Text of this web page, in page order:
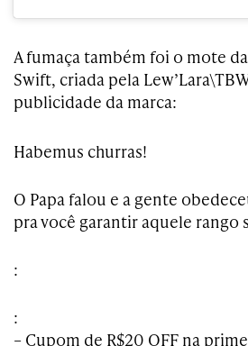
A fumaça também foi o mote
Swift, criada pela
publicidade da marca:
Habemus churras!
O Papa falou e a gente
pra você garantir aquele rango
:
:
– Cupom de R$20 OFF na